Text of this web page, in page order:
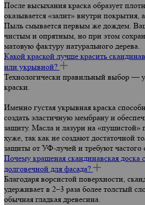
После высыхания краска образует
оказывается «залит» внутри покрытия,
Пыль смывается первым же дождем.
чистым и опрятным, но при этом
матовую фактуру натурального дерева.
Какой краской лучше красить
или укрывной?
Технологически правильный выбор —
краски.
Именно густая укрывная краска
создать эластичную мембрану и
защиту. Масла и лазури на «пушистой»
хуже, так как не создают достаточной
защиты от УФ-лучей и требуют частого
Почему крашеная скандинавская доска
долговечной для фасада?
Благодаря ворсистой поверхности,
удерживает в 2–3 раза более толстый
обычная гладкая древесина.